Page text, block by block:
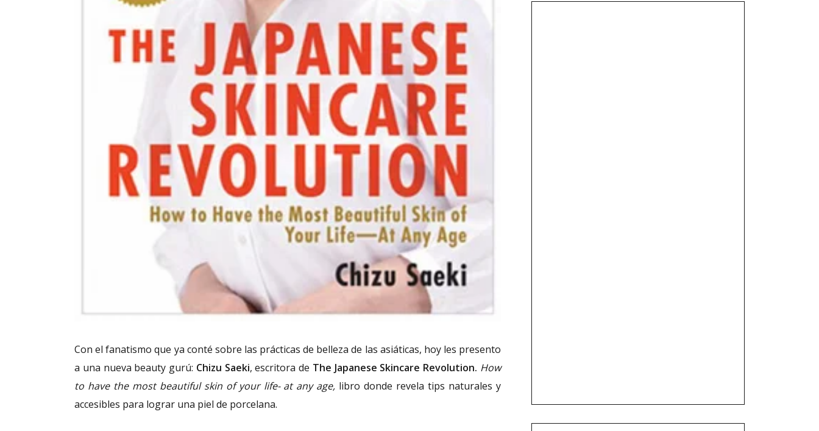
Con el fanatismo que ya conté sobre las prácticas de belleza de las asiáticas, hoy les presento
a una nueva beauty gurú: Chizu Saeki, escritora de The Japanese Skincare Revolution. How
to have the most beautiful skin of your life- at any age, libro donde revela tips naturales y
accesibles para lograr una piel de porcelana.